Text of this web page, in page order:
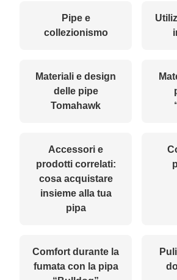
Pipe e
collezionismo
Materiali e design
delle pipe
Tomahawk
Accessori e
prodotti correlati:
cosa acquistare
insieme alla tua
pipa
Comfort durante la
fumata con la pipa